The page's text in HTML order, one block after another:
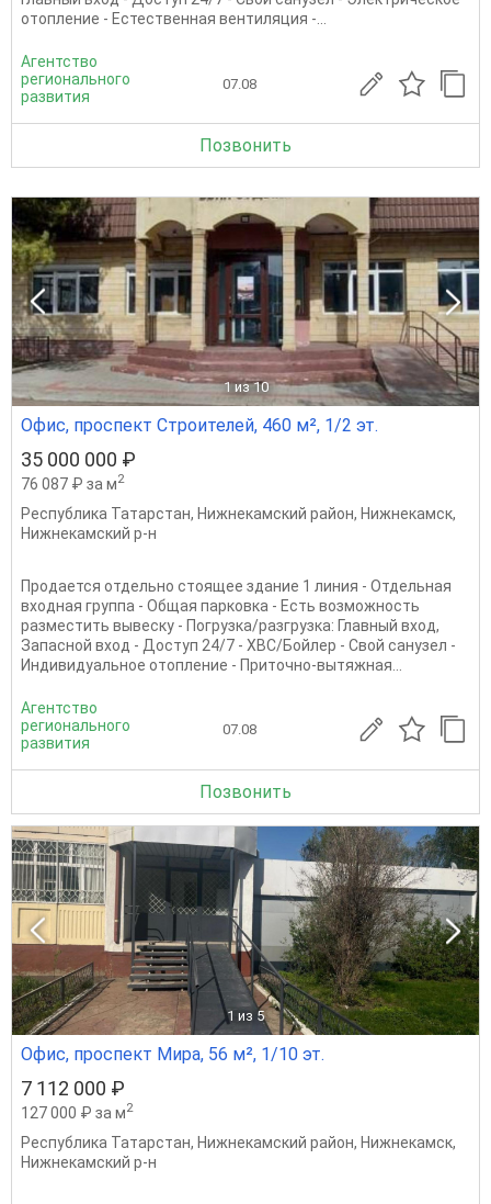
отопление - Естественная вентиляция -...
Агентство
регионального
развития
07.08
Позвонить
1 из 10
Офис, проспект Строителей, 460 м², 1/2 эт.
35 000 000 ₽
76 087 ₽ за м2
Республика Татарстан, Нижнекамский район, Нижнекамск,
Нижнекамский р-н
Продается отдельно стоящее здание 1 линия - Отдельная
входная группа - Общая парковка - Есть возможность
разместить вывеску - Погрузка/разгрузка: Главный вход,
Запасной вход - Доступ 24/7 - ХВС/Бойлер - Свой санузел -
Индивидуальное отопление - Приточно-вытяжная...
Агентство
регионального
развития
07.08
Позвонить
1 из 5
Офис, проспект Мира, 56 м², 1/10 эт.
7 112 000 ₽
127 000 ₽ за м2
Республика Татарстан, Нижнекамский район, Нижнекамск,
Нижнекамский р-н